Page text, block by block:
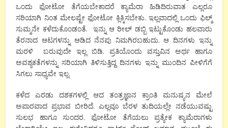
ಒಂದು ಫೋಟೋ ತೆಗೆಯಬೇಕಾದರೆ ಕ್ಯಾಮೆರಾ ಹಿಡಿದಿರುವಾತ ಎಲ್ಲರೂ
ಸರಿಯಾಗಿ ನಿಂತ ಮೇಲಷ್ಟೇ ಫೋಟೋ ಕ್ಲಿಕ್ಕಿಸಬೇಕು. ಇಲ್ಲವಾದಲ್ಲಿ ಒಂದು ಫಿಲ್ಮ್
ಸುಮ್ಮನೇ ಕಳೆದುಕೊಂಡಂತೆ. ಇನ್ನು ಆ ರೀಲ್ ಡಬ್ಬಿ ಇಟ್ಟುಕೊಂಡು ಹಲವಾರು
ತೆರನಾದ ಆಟಗಳನ್ನು ಆಡಿದ ನೆನಪು ನಿಮಗಿರಬಹುದು. ಆ ದಿನಗಳು‌ ಇನ್ನು‌
ಮರಳಿ‌ ಬರುವುದೇ ಇಲ್ಲ ಬಿಡಿ. ಪ್ರತಿಯೊಂದು‌ ವಸ್ತುವಿನ ಅರ್ಥ ಹಾಗೂ
ಅವಶ್ಯಕತೆಗಳನ್ನು‌ ಸರಿಯಾಗಿ‌ ತಿಳಿಸುತ್ತಿದ್ದ ದಿನಗಳು ಇನ್ನು ಮುಂದಿನ ಪೀಳಿಗೆಗೆ
ಸಿಗಲು ಸಾಧ್ಯವೇ ಇಲ್ಲ.
ಕಳೆದ ಎರಡು ದಶಕಗಳಲ್ಲಿ ಆದ ತಂತ್ರಜ್ಞಾನ ಕ್ರಾಂತಿ ಮನುಷ್ಯನ ಮೇಲೆ
ಅಪಾರವಾದ ಪ್ರಭಾವ ಬೀರಿದೆ. ಎಲ್ಲವೂ ಬೆರಳ ತುದಿಯಲ್ಲೇ ನಡೆಯುವಷ್ಟು
ಸುಲಭ ಹಾಗೂ ಸುಂದರ.
ಫೋಟೋ ತೆಗೆಯಲು ಪ್ರತ್ಯೇಕ ಕ್ಯಾಮೆರಾಗಳು